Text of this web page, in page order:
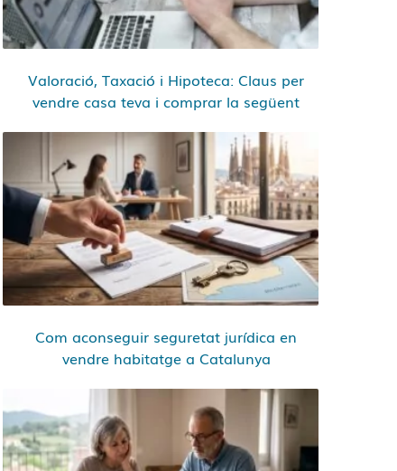
Valoració, Taxació i Hipoteca: Claus per
vendre casa teva i comprar la següent
Com aconseguir seguretat jurídica en
vendre habitatge a Catalunya